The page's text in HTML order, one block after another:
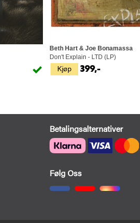
Kjøp
Beth Hart & Joe Bonamassa
Don't Explain - LTD (LP)
399,-
Betalingsalternativer
Følg Oss